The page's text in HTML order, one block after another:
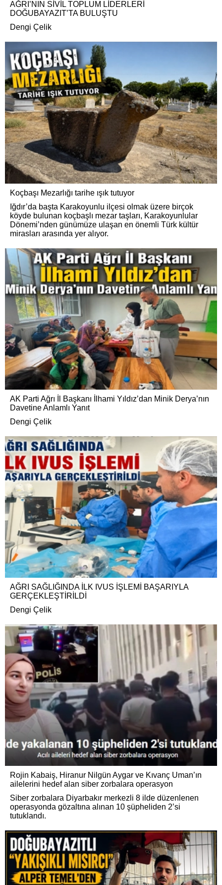
AĞRI’NIN SİVİL TOPLUM LİDERLERİ
DOĞUBAYAZIT’TA BULUŞTU
Dengi Çelik
Koçbaşı Mezarlığı tarihe ışık tutuyor
Iğdır’da başta Karakoyunlu ilçesi olmak üzere birçok
köyde bulunan koçbaşlı mezar taşları, Karakoyunlular
Dönemi’nden günümüze ulaşan en önemli Türk kültür
mirasları arasında yer alıyor.
AK Parti Ağrı İl Başkanı İlhami Yıldız’dan Minik Derya’nın
Davetine Anlamlı Yanıt
Dengi Çelik
AĞRI SAĞLIĞINDA İLK IVUS İŞLEMİ BAŞARIYLA
GERÇEKLEŞTİRİLDİ
Dengi Çelik
Rojin Kabaiş, Hiranur Nilgün Aygar ve Kıvanç Uman’ın
ailelerini hedef alan siber zorbalara operasyon
Siber zorbalara Diyarbakır merkezli 8 ilde düzenlenen
operasyonda gözaltına alınan 10 şüpheliden 2’si
tutuklandı.